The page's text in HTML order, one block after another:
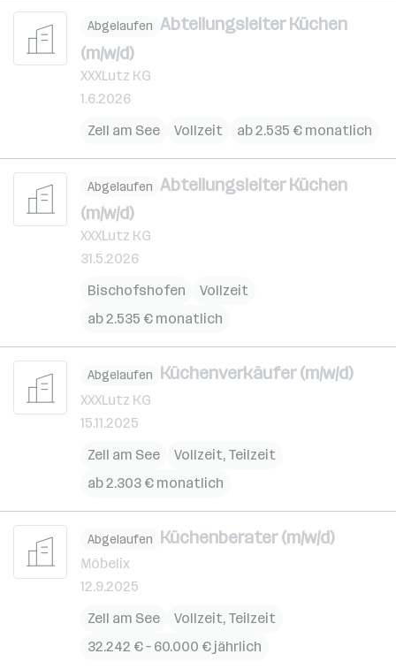
Abgelaufen Abteilungsleiter Küchen
(m/w/d)
XXXLutz KG
1.6.2026
Zell am See
Vollzeit ab 2.535 € monatlich
Abgelaufen Abteilungsleiter Küchen
(m/w/d)
XXXLutz KG
31.5.2026
Bischofshofen
Vollzeit
ab 2.535 € monatlich
Abgelaufen Küchenverkäufer (m/w/d)
XXXLutz KG
15.11.2025
Zell am See
Vollzeit, Teilzeit
ab 2.303 € monatlich
Abgelaufen Küchenberater (m/w/d)
Möbelix
12.9.2025
Zell am See
Vollzeit, Teilzeit
32.242 € – 60.000 € jährlich